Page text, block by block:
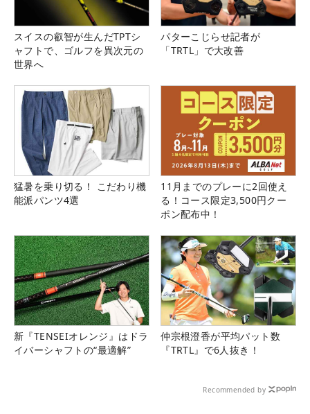
スイスの叡智が生んだTPTシ
ャフトで、ゴルフを異次元の
世界へ
パターこじらせ記者が
「TRTL」で大改善
猛暑を乗り切る！ こだわり機
能派パンツ4選
11月までのプレーに2回使え
る！コース限定3,500円クー
ポン配布中！
新『TENSEIオレンジ』はドラ
イバーシャフトの“最適解”
仲宗根澄香が平均パット数
『TRTL』で6人抜き！
Recommended by